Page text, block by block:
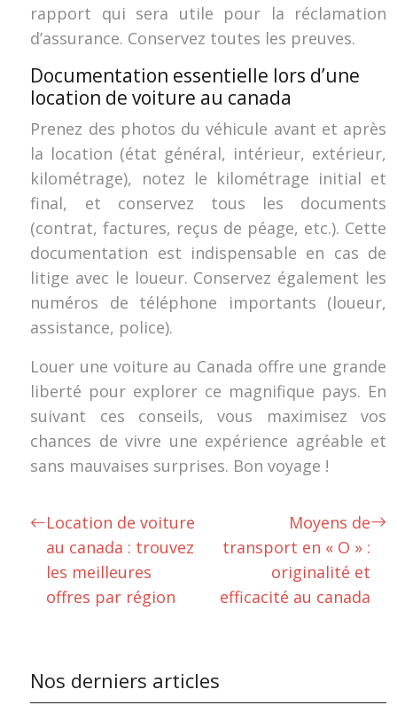
rapport qui sera utile pour la réclamation
d’assurance. Conservez toutes les preuves.
Documentation essentielle lors d’une
location de voiture au canada
Prenez des photos du véhicule avant et après
la location (état général, intérieur, extérieur,
kilométrage), notez le kilométrage initial et
final, et conservez tous les documents
(contrat, factures, reçus de péage, etc.). Cette
documentation est indispensable en cas de
litige avec le loueur. Conservez également les
numéros de téléphone importants (loueur,
assistance, police).
Louer une voiture au Canada offre une grande
liberté pour explorer ce magnifique pays. En
suivant ces conseils, vous maximisez vos
chances de vivre une expérience agréable et
sans mauvaises surprises. Bon voyage !
Location de voiture
au canada : trouvez
les meilleures
offres par région
Moyens de
transport en « O » :
originalité et
efficacité au canada
Nos derniers articles